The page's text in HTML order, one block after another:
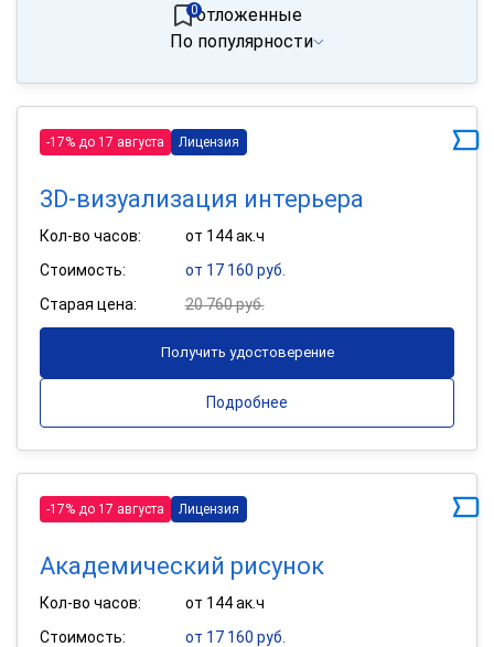
отложенные
0
По популярности
-17% до 17 августа Лицензия
3D-визуализация интерьера
Кол-во часов:
от 144 ак.ч
Стоимость:
от 17 160 руб.
Старая цена:
20 760 руб.
Получить удостоверение
Подробнее
-17% до 17 августа Лицензия
Академический рисунок
Кол-во часов:
от 144 ак.ч
Стоимость:
от 17 160 руб.